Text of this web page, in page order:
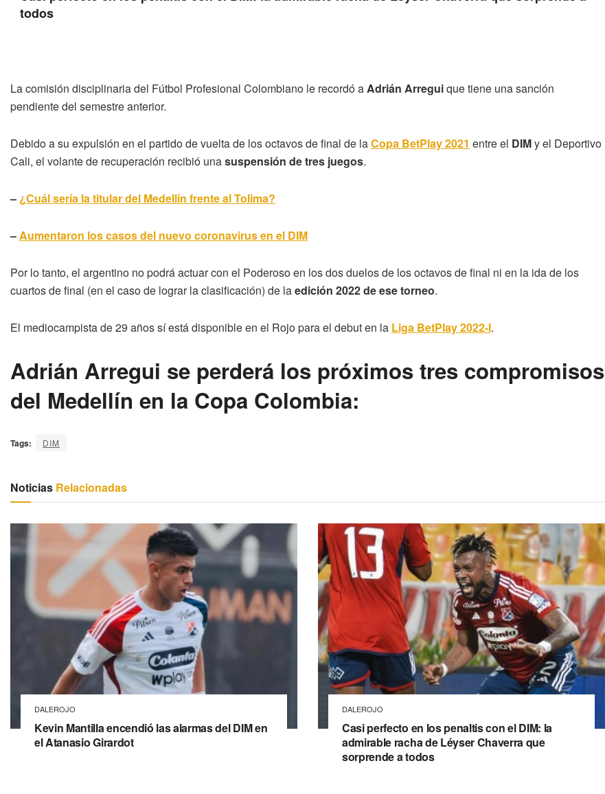
todos
La comisión disciplinaria del Fútbol Profesional Colombiano le recordó aAdrián Arreguique tiene una sanción
pendiente del semestre anterior.
Debido a su expulsión en el partido de vuelta de los octavos de final de laCopa BetPlay 2021 entre el DIMy el Deportivo
Cali, el volante de recuperación recibió unasuspensión de tres juegos.
– ¿Cuál sería la titular del Medellín frente al Tolima?
–Aumentaron los casos del nuevo coronavirus en el DIM
Por lo tanto, el argentino no podrá actuar con el Poderoso en los dos duelos de los octavos de final ni en la ida de los
cuartos de final (en el caso de lograr la clasificación) de laedición 2022 de ese torneo.
El mediocampista de 29 años sí está disponible en el Rojo para el debut en la Liga BetPlay 2022-I.
Adrián Arregui se perderá los próximos tres compromisos
del Medellín en la Copa Colombia:
Tags: DIM
Noticias Relacionadas
DALEROJO
Kevin Mantilla encendió las alarmas del DIM en
el Atanasio Girardot
DALEROJO
Casi perfecto en los penaltis con el DIM: la
admirable racha de Léyser Chaverra que
sorprende a todos